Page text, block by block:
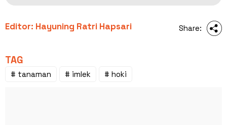
Editor: Hayuning Ratri Hapsari Share:
TAG
# tanaman # imlek # hoki